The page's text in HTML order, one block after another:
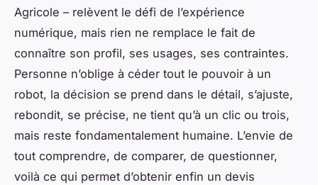
Agricole – relèvent le défi de l’expérience
numérique, mais rien ne remplace le fait de
connaître son profil, ses usages, ses contraintes.
Personne n’oblige à céder tout le pouvoir à un
robot, la décision se prend dans le détail, s’ajuste,
rebondit, se précise, ne tient qu’à un clic ou trois,
mais reste fondamentalement humaine. L’envie de
tout comprendre, de comparer, de questionner,
voilà ce qui permet d’obtenir enfin un devis